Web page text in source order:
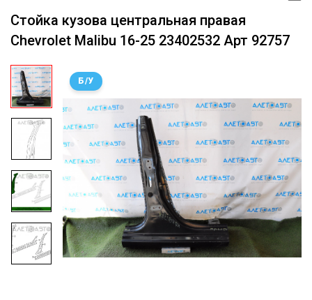
Стойка кузова центральная правая
Chevrolet Malibu 16-25 23402532 Арт 92757
Б/У